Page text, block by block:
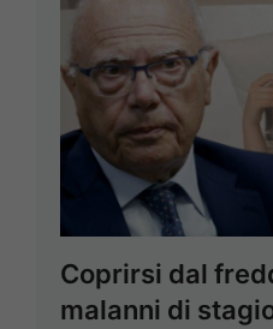
Coprirsi dal
malanni di